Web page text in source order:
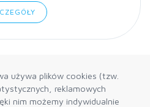
używa plików cookies (tzw.
reklamowych
nim możemy indywidualnie